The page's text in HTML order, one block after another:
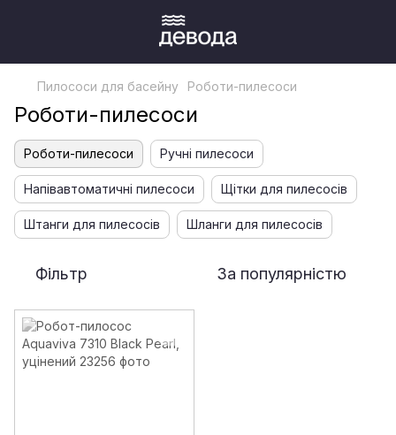
Пилососи для басейну Роботи-пилесоси
Роботи-пилесоси
Роботи-пилесоси Ручні пилесоси
Напівавтоматичні пилесоси Щітки для пилесосів
Штанги для пилесосів Шланги для пилесосів
Фільтр За популярністю